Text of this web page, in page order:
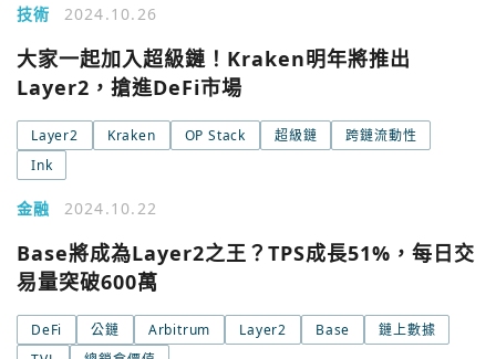
技術 2024.10.26
大家一起加入超級鏈！Kraken明年將推出
Layer2，搶進DeFi市場
Layer2 Kraken OP Stack 超級鏈
跨鏈流動性
Ink
金融 2024.10.22
Base將成為Layer2之王？TPS成長51%，每日交
易量突破600萬
DeFi 公鏈 Arbitrum Layer2 Base
鏈上數據